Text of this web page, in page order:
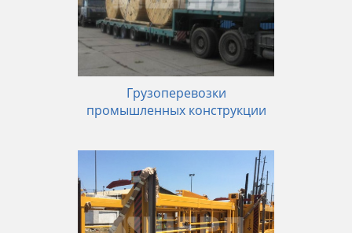
Грузоперевозки
промышленных конструкции